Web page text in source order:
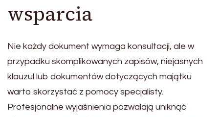
wsparcia
Nie każdy dokument wymaga konsultacji, ale w
przypadku skomplikowanych zapisów, niejasnych
klauzul lub dokumentów dotyczących majątku
warto skorzystać z pomocy specjalisty.
Profesjonalne wyjaśnienia pozwalają uniknąć